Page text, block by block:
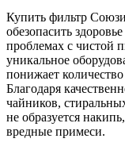
Купить фильтр
обезопасить
проблемах с чистой
уникальное
понижает
Благодаря
чайников,
не образуется
вредные примеси.